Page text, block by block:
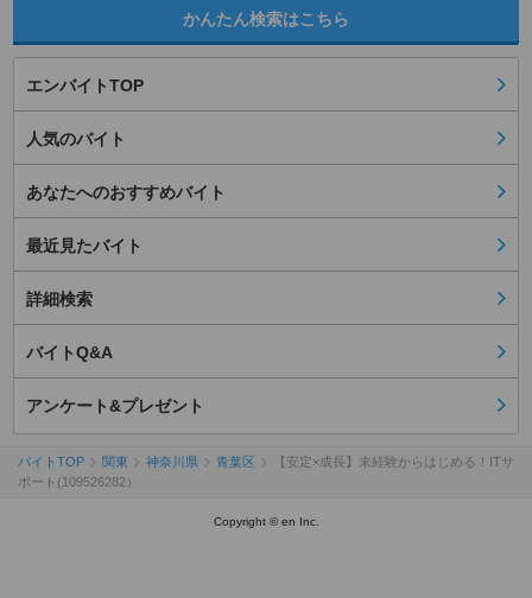
かんたん検索はこちら
エンバイトTOP
人気のバイト
あなたへのおすすめバイト
最近見たバイト
詳細検索
バイトQ&A
アンケート&プレゼント
バイトTOP 関東 神奈川県 青葉区
【安定×成長】未経験からはじめる！ITサ
ポート(109526282）
Copyright © en Inc.